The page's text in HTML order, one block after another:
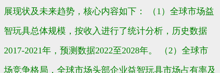
展现状及未来趋势，核心内容如下： （1）全球市场益
智玩具总体规模，按收入进行了统计分析，历史数据
2017-2021年，预测数据2022至2028年。 （2）全球市
场竞争格局，全球市场头部企业益智玩具市场占有率及